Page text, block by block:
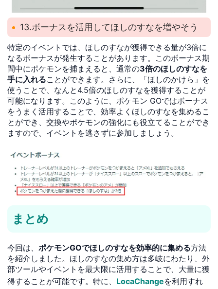
13.ボーナスを活用してほしのすなを増やそう
特定のイベントでは、ほしのすなが獲得できる量が3倍に
なるボーナスが発生することがあります。このボーナス期
間中にポケモンを捕まえると、通常の3倍のほしのすなを
手に入れることができます。さらに、「ほしのかけら」を
使うことで、なんと4.5倍のほしのすなを獲得することが
可能になります。このように、ポケモン GOではボーナス
をうまく活用することで、効率よくほしのすなを集めるこ
とができ、交換やポケモンの強化にも役立てることができ
ますので、イベントを逃さずに参加しましょう。
まとめ
今回は、 ポケモンGOでほしのすなを効率的に集める方法
を紹介しました。ほしのすなの集め方は多岐にわたり、外
部ツールやイベントを最大限に活用することで、大量に獲
得することが可能です。特に、 LocaChangeを利用すれ